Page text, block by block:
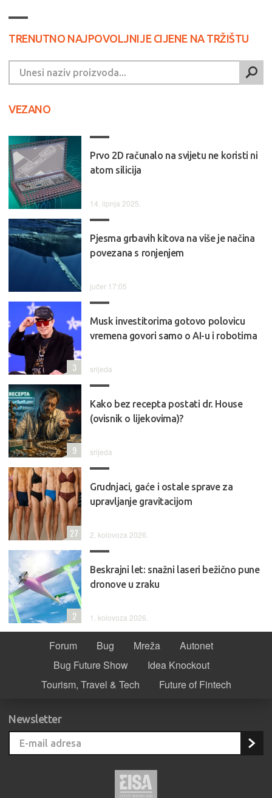
TRENUTNO NAJPOVOLJNIJE CIJENE NA TRŽIŠTU
VEZANO
Prvo 2D računalo na svijetu ne koristi ni
atom silicija
14. lipnja 2025.
Pjesma grbavih kitova na više je načina
povezana s ronjenjem
jučer 17:05
Musk investitorima gotovo polovicu
vremena govori samo o AI-u i robotima
srijeda
3
Kako bez recepta postati dr. House
(ovisnik o lijekovima)?
srijeda
9
Grudnjaci, gaće i ostale sprave za
upravljanje gravitacijom
2. kolovoza 2026.
27
Beskrajni let: snažni laseri bežično pune
dronove u zraku
1. kolovoza 2026.
2
Forum Bug Mreža
Autonet
Bug Future Show
Idea Knockout
Tourism, Travel & Tech
Future of Fintech
Newsletter